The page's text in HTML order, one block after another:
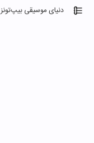
دنیای موسیقی بیپ‌تونز